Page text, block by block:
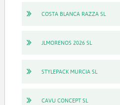
COSTA BLANCA RAZZA SL
JLMORENOS 2026 SL
STYLEPACK MURCIA SL
CAVU CONCEPT SL